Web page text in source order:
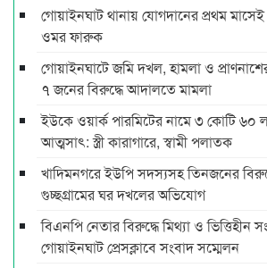
গোয়াইনঘাট থানায় যোগদানের প্রথম মাসেই
ওমর ফারুক
গোয়াইনঘাটে জমি দখল, হামলা ও
৭ জনের বিরুদ্ধে আদালতে মামলা
ইউকে ওয়ার্ক পারমিটের নামে ৩ কোটি ৬০
আত্মসাৎ: স্ত্রী কারাগারে, স্বামী পলাতক
খাদিমনগরে ইউপি সদস্যসহ তিনজনের
গুচ্ছগ্রামের ঘর দখলের অভিযোগ
বিএনপি নেতার বিরুদ্ধে মিথ্যা ও ভিত্তিহীন
গোয়াইনঘাট প্রেসক্লাবে সংবাদ সম্মেলন